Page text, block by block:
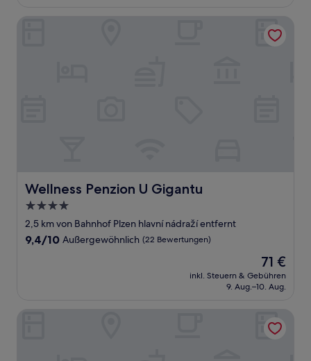
Wellness Penzion U Gigantu
Wellness Penzion U Gigantu
4.0-
Sterne-
Unterkunft
2,5 km von Bahnhof Plzen hlavní nádraží entfernt
9.4
9,4/10 Außergewöhnlich (22 Bewertungen)
Der
Preis
beträgt
71 €
inkl. Steuern & Gebühren
9. Aug.–10. Aug.